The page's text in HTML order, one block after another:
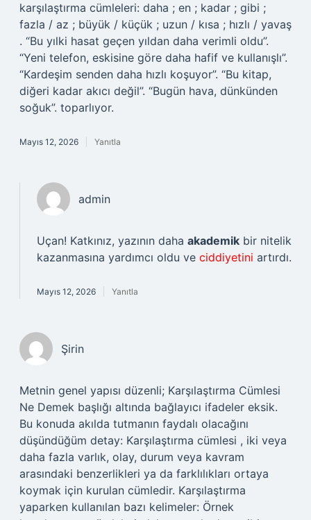
karşılaştırma cümleleri: daha ; en ; kadar ; gibi ;
fazla / az ; büyük / küçük ; uzun / kısa ; hızlı / yavaş
. “Bu yılki hasat geçen yıldan daha verimli oldu”.
“Yeni telefon, eskisine göre daha hafif ve kullanışlı”.
“Kardeşim senden daha hızlı koşuyor”. “Bu kitap,
diğeri kadar akıcı değil”. “Bugün hava, dünkünden
soğuk”. toparlıyor.
Mayıs 12, 2026 Yanıtla
admin
Uçan! Katkınız, yazının daha akademik bir nitelik
kazanmasına yardımcı oldu ve ciddiyetini artırdı.
Mayıs 12, 2026 Yanıtla
Şirin
Metnin genel yapısı düzenli; Karşılaştırma Cümlesi
Ne Demek başlığı altında bağlayıcı ifadeler eksik.
Bu konuda akılda tutmanın faydalı olacağını
düşündüğüm detay: Karşılaştırma cümlesi , iki veya
daha fazla varlık, olay, durum veya kavram
arasındaki benzerlikleri ya da farklılıkları ortaya
koymak için kurulan cümledir. Karşılaştırma
yaparken kullanılan bazı kelimeler: Örnek